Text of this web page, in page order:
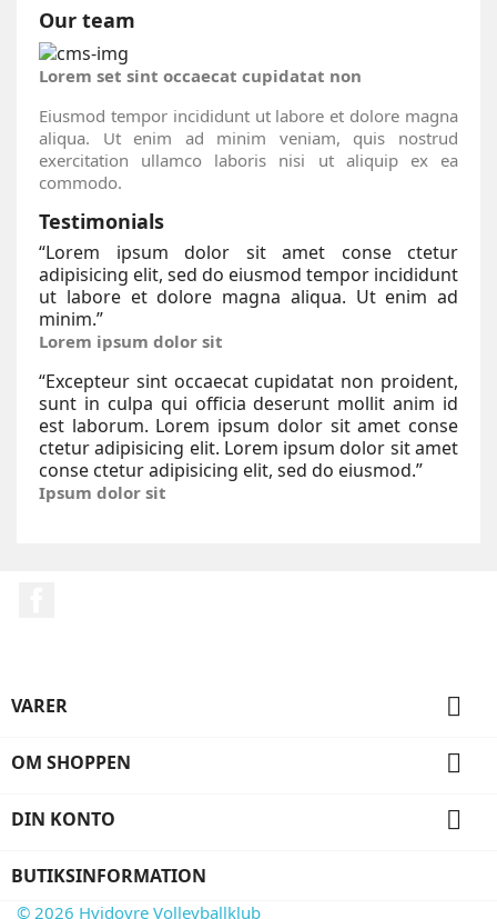
Our team
Lorem set sint occaecat cupidatat non
Eiusmod tempor incididunt ut labore et dolore magna
aliqua. Ut enim ad minim veniam, quis nostrud
exercitation ullamco laboris nisi ut aliquip ex ea
commodo.
Testimonials
“Lorem ipsum dolor sit amet conse ctetur
adipisicing elit, sed do eiusmod tempor incididunt
ut labore et dolore magna aliqua. Ut enim ad
minim.”
Lorem ipsum dolor sit
“Excepteur sint occaecat cupidatat non proident,
sunt in culpa qui officia deserunt mollit anim id
est laborum. Lorem ipsum dolor sit amet conse
ctetur adipisicing elit. Lorem ipsum dolor sit amet
conse ctetur adipisicing elit, sed do eiusmod.”
Ipsum dolor sit
VARER 
OM SHOPPEN 
DIN KONTO 
BUTIKSINFORMATION
© 2026 Hvidovre Volleyballklub